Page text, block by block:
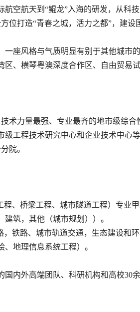
航空航天到“鲲龙”入海的研发，从科
位打造“青春之城， 活力之都”，建设
座风格与气质明显有别于其他城市
区、横琴粤澳深度合作区、自由贸易
术力量最强、专业最齐的地市级综合
级工程技术研究中心和企业技术中心
院。
、桥梁工程、城市隧道工程）专业
筑，其他（城市规划））。
铁路、城市轨道交通，生态建设和
地理信息系统工程）。
国内外高端团队、科研机构和高校30